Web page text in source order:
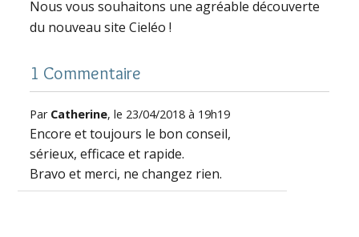
Nous vous souhaitons une agréable découverte
du nouveau site Cieléo !
1 Commentaire
Par Catherine, le 23/04/2018 à 19h19
Encore et toujours le bon conseil,
sérieux, efficace et rapide.
Bravo et merci, ne changez rien.